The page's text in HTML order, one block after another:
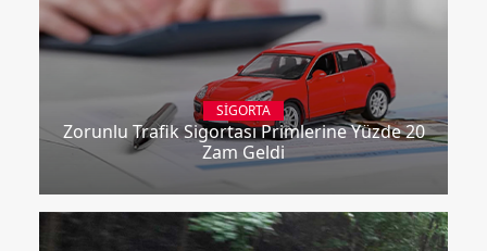
SIGORTA
Zorunlu Trafik Sigortası Primlerine Yüzde 20
Zam Geldi